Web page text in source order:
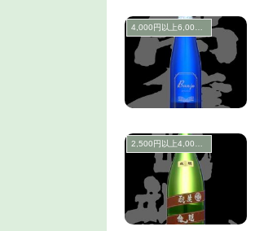
2,500円以上4,000円未満